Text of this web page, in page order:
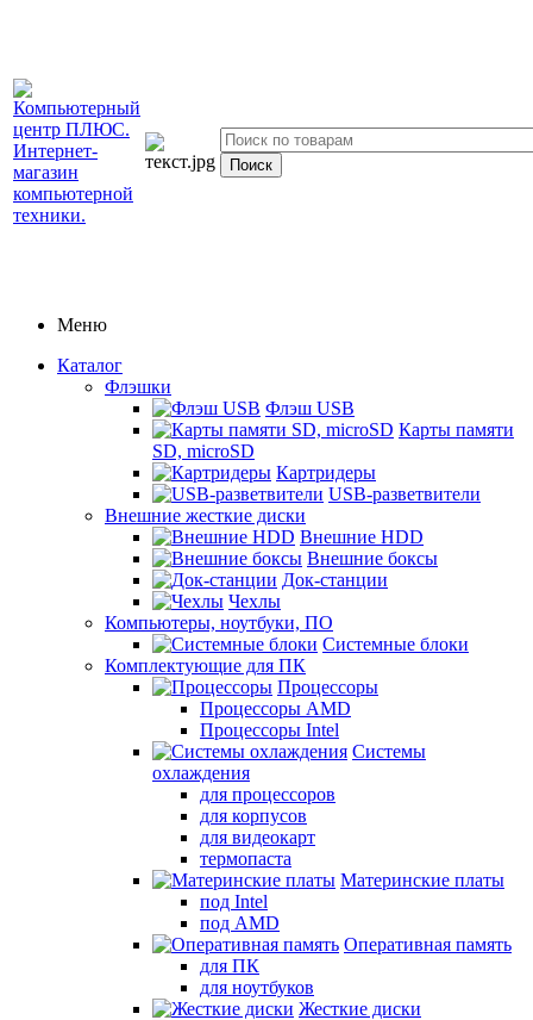
Меню
Каталог
Флэшки
Флэш USB
Карты памяти
SD, microSD
Картридеры
USB-разветвители
Внешние жесткие диски
Внешние HDD
Внешние боксы
Док-станции
Чехлы
Компьютеры, ноутбуки, ПО
Системные блоки
Комплектующие для ПК
Процессоры
Процессоры AMD
Процессоры Intel
Системы
охлаждения
для процессоров
для корпусов
для видеокарт
термопаста
Материнские платы
под Intel
под AMD
Оперативная память
для ПК
для ноутбуков
Жесткие диски